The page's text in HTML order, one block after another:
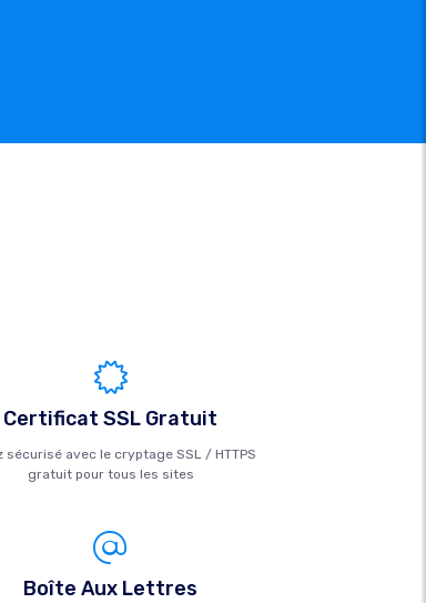
Certificat SSL Gratuit
sécurisé avec le cryptage SSL / HTTPS
gratuit pour tous les sites
Boîte Aux Lettres